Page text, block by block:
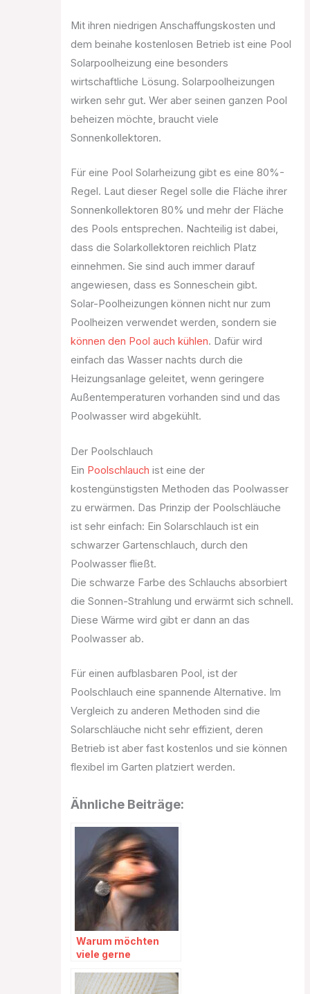
Mit ihren niedrigen Anschaffungskosten und
dem beinahe kostenlosen Betrieb ist eine Pool
Solarpoolheizung eine besonders
wirtschaftliche Lösung. Solarpoolheizungen
wirken sehr gut. Wer aber seinen ganzen Pool
beheizen möchte, braucht viele
Sonnenkollektoren.
Für eine Pool Solarheizung gibt es eine 80%-
Regel. Laut dieser Regel solle die Fläche ihrer
Sonnenkollektoren 80% und mehr der Fläche
des Pools entsprechen. Nachteilig ist dabei,
dass die Solarkollektoren reichlich Platz
einnehmen. Sie sind auch immer darauf
angewiesen, dass es Sonneschein gibt.
Solar-Poolheizungen können nicht nur zum
Poolheizen verwendet werden, sondern sie
können den Pool auch kühlen. Dafür wird
einfach das Wasser nachts durch die
Heizungsanlage geleitet, wenn geringere
Außentemperaturen vorhanden sind und das
Poolwasser wird abgekühlt.
Der Poolschlauch
Ein Poolschlauch ist eine der
kostengünstigsten Methoden das Poolwasser
zu erwärmen. Das Prinzip der Poolschläuche
ist sehr einfach: Ein Solarschlauch ist ein
schwarzer Gartenschlauch, durch den
Poolwasser fließt.
Die schwarze Farbe des Schlauchs absorbiert
die Sonnen-Strahlung und erwärmt sich schnell.
Diese Wärme wird gibt er dann an das
Poolwasser ab.
Für einen aufblasbaren Pool, ist der
Poolschlauch eine spannende Alternative. Im
Vergleich zu anderen Methoden sind die
Solarschläuche nicht sehr effizient, deren
Betrieb ist aber fast kostenlos und sie können
flexibel im Garten platziert werden.
Ähnliche Beiträge:
Warum möchten
viele gerne